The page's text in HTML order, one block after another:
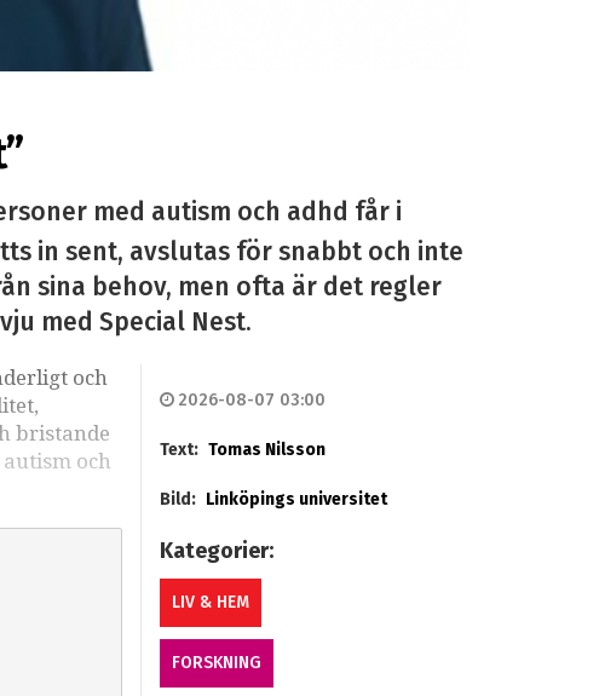
med autism och adhd får i
in sent, avslutas för snabbt och inte
sina behov, men ofta är det regler
med Special Nest.
och
bristande
och
2026-08-07 03:00
Text: Tomas Nilsson
Bild: Linköpings universitet
Kategorier:
LIV & HEM
FORSKNING